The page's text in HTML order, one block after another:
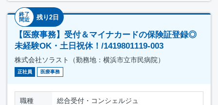
終了
間近
残り2日
【医療事務】受付＆マイナカードの保険証登録◎
未経験OK・土日祝休！/1419801119-003
株式会社ソラスト（勤務地：横浜市立市民病院）
正社員 医療事務
職種 総合受付・コンシェルジュ